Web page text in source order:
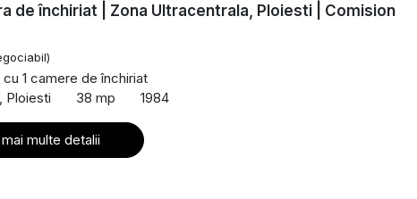
de închiriat | Zona Ultracentrala, Ploiesti | Comision
1 camere de închiriat
Ploiesti
38 mp 1984
multe detalii